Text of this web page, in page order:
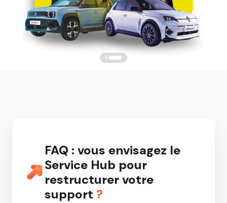
FAQ : vous envisagez le
Service Hub pour
restructurer votre
support ?